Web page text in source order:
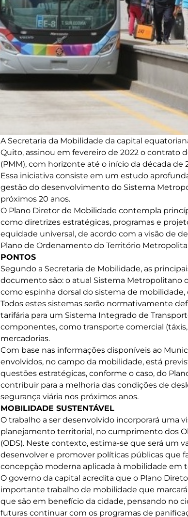
A Secretaria da Mobilidade da capital
Quito, assinou em fevereiro de 2022 o contrato
(PMM), com horizonte até o início da década de
Essa iniciativa consiste em um estudo
gestão do desenvolvimento do Sistema
próximos 20 anos.
O Plano Diretor de Mobilidade contempla
como diretrizes estratégicas, programas e
equidade universal, de acordo com a visão de
Plano de Ordenamento do Território
PONTOS
Segundo a Secretaria de Mobilidade, as
documento são: o atual Sistema Metropolitano
como espinha dorsal do sistema de
Todos estes sistemas serão normativamente
tarifária para um Sistema Integrado de
componentes, como transporte comercial
mercadorias.
Com base nas informações disponíveis ao
envolvidos, no campo da mobilidade, está
questões estratégicas, conforme o caso, do
contribuir para a melhoria das condições de
segurança viária nos próximos anos.
MOBILIDADE SUSTENTÁVEL
O trabalho a ser desenvolvido incorporará uma
planejamento territorial, no cumprimento dos
(ODS). Neste contexto, estima-se que será um
desenvolver e promover políticas públicas que
concepção moderna aplicada à mobilidade em
O governo da capital acredita que o Plano
importante trabalho de mobilidade que
que são em benefício da cidade, pensando no
futuras continuar com os programas de